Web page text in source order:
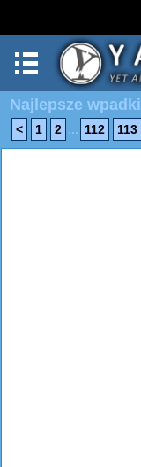
Najlepsze wpadki
< 1 2 ... 112 113